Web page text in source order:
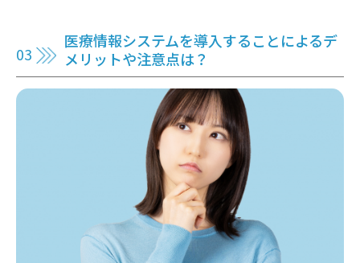
医療情報システムを導入することによるデ
メリットや注意点は？